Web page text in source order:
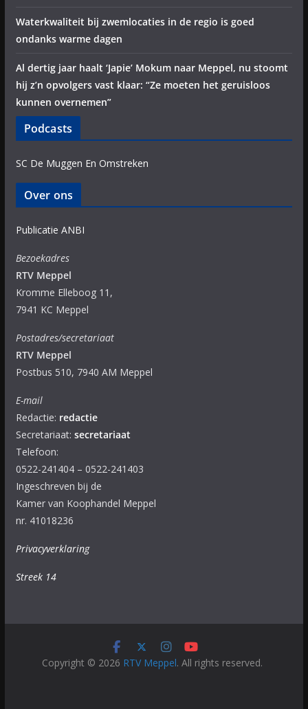
Waterkwaliteit bij zwemlocaties in de regio is goed
ondanks warme dagen
Al dertig jaar haalt ‘Japie’ Mokum naar Meppel, nu stoomt
hij z’n opvolgers vast klaar: “Ze moeten het geruisloos
kunnen overnemen”
Podcasts
SC De Muggen En Omstreken
Over ons
Publicatie ANBI
Bezoekadres
RTV Meppel
Kromme Elleboog 11,
7941 KC Meppel
Postadres/secretariaat
RTV Meppel
Postbus 510, 7940 AM Meppel
E-mail
Redactie: redactie
Secretariaat: secretariaat
Telefoon:
0522-241404 – 0522-241403
Ingeschreven bij de
Kamer van Koophandel Meppel
nr. 41018236
Privacyverklaring
Streek 14
Copyright © 2026 RTV Meppel. All rights reserved.